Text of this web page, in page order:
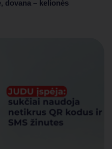
dovana – kelionės